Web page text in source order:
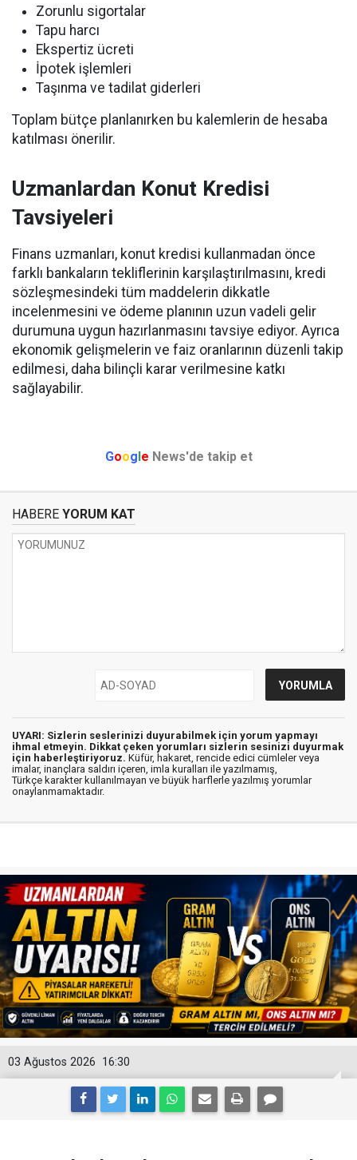
Zorunlu sigortalar
Tapu harcı
Ekspertiz ücreti
İpotek işlemleri
Taşınma ve tadilat giderleri
Toplam bütçe planlanırken bu kalemlerin de hesaba
katılması önerilir.
Uzmanlardan Konut Kredisi
Tavsiyeleri
Finans uzmanları, konut kredisi kullanmadan önce
farklı bankaların tekliflerinin karşılaştırılmasını, kredi
sözleşmesindeki tüm maddelerin dikkatle
incelenmesini ve ödeme planının uzun vadeli gelir
durumuna uygun hazırlanmasını tavsiye ediyor. Ayrıca
ekonomik gelişmelerin ve faiz oranlarının düzenli takip
edilmesi, daha bilinçli karar verilmesine katkı
sağlayabilir.
Google News'de takip et
HABERE YORUM KAT
UYARI: Sizlerin seslerinizi duyurabilmek için yorum yapmayı
ihmal etmeyin. Dikkat çeken yorumları sizlerin sesinizi duyurmak
için haberleştiriyoruz. Küfür, hakaret, rencide edici cümleler veya
imalar, inançlara saldırı içeren, imla kuralları ile yazılmamış,
Türkçe karakter kullanılmayan ve büyük harflerle yazılmış yorumlar
onaylanmamaktadır.
16:30
03 Ağustos 2026